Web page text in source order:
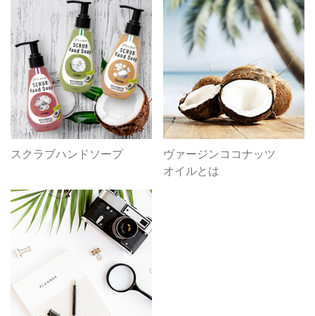
スクラブハンドソープ
ヴァージンココナッツ
オイルとは